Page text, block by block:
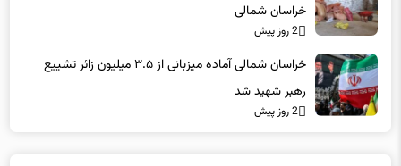
خراسان شمالی
2 روز پیش
خراسان شمالی آماده میزبانی از ۳.۵ میلیون زائر تشییع
رهبر شهید شد
2 روز پیش